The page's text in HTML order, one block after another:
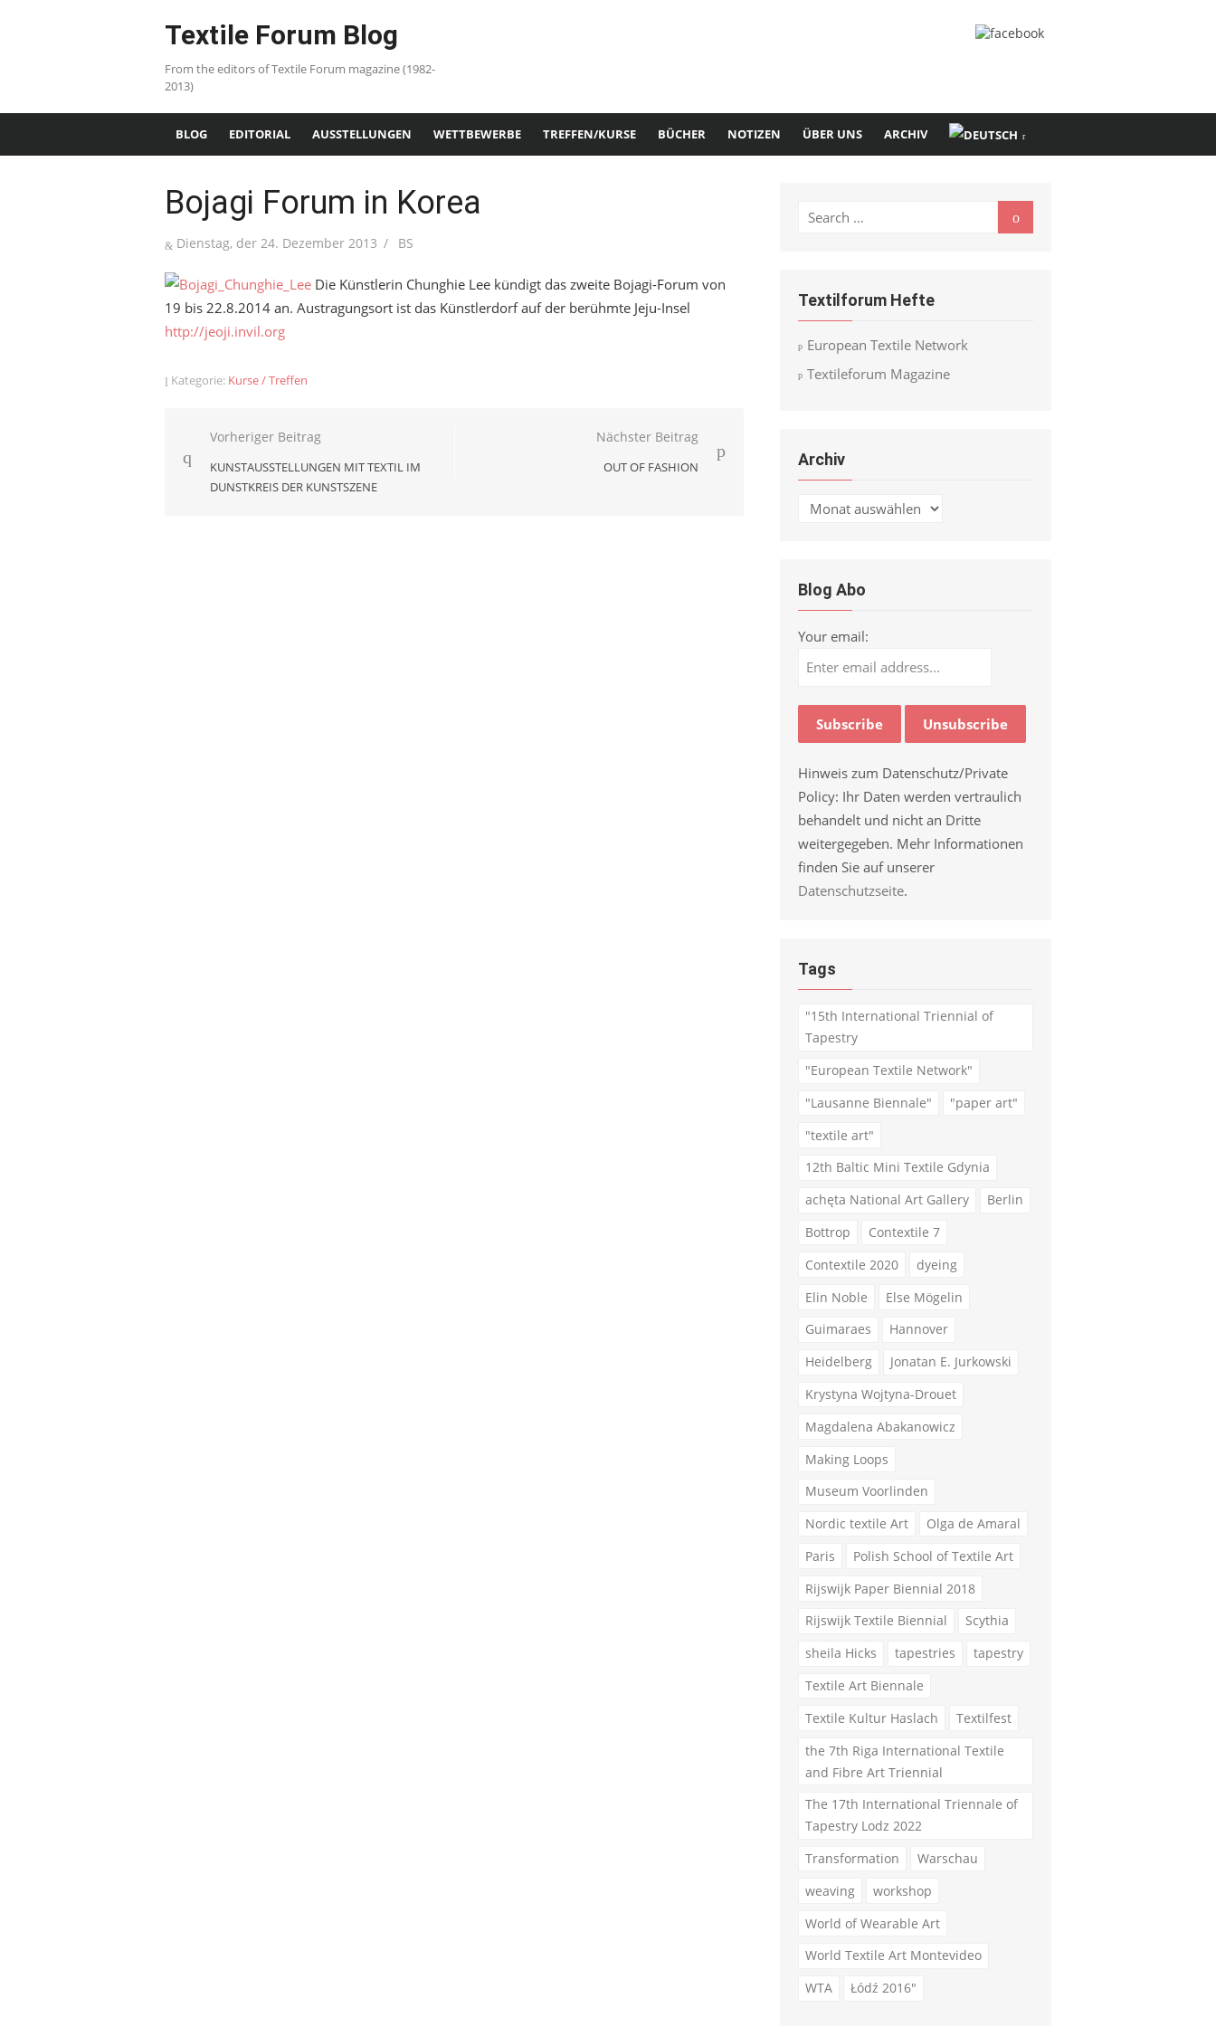
Textile Forum Blog
From the editors of Textile Forum magazine (1982-
2013)
BLOG EDITORIAL AUSSTELLUNGEN WETTBEWERBE TREFFEN/KURSE BÜCHER NOTIZEN ÜBER UNS ARCHIV
Bojagi Forum in Korea
Posted
Dienstag, der 24. Dezember 2013 Author
BS
Die Künstlerin Chunghie Lee kündigt das zweite Bojagi-Forum von
19 bis 22.8.2014 an. Austragungsort ist das Künstlerdorf auf der berühmte Jeju-Insel
http://jeoji.invil.org
Kategorie: Kurse / Treffen
Beitragsnavigation
Vorheriger Beitrag
KUNSTAUSSTELLUNGEN MIT TEXTIL IM
DUNSTKREIS DER KUNSTSZENE
Nächster Beitrag
OUT OF FASHION
Search
Search
Textilforum Hefte
European Textile Network
Textileforum Magazine
Archiv
Archiv
Blog Abo
Your email:
Hinweis zum Datenschutz/Private
Policy: Ihr Daten werden vertraulich
behandelt und nicht an Dritte
weitergegeben. Mehr Informationen
finden Sie auf unserer
Datenschutzseite.
Tags
"15th International Triennial of
Tapestry
"European Textile Network"
"Lausanne Biennale"
"paper art"
"textile art"
12th Baltic Mini Textile Gdynia
achęta National Art Gallery
Berlin
Bottrop
Contextile 7
Contextile 2020
dyeing
Elin Noble
Else Mögelin
Guimaraes
Hannover
Heidelberg
Jonatan E. Jurkowski
Krystyna Wojtyna-Drouet
Magdalena Abakanowicz
Making Loops
Museum Voorlinden
Nordic textile Art
Olga de Amaral
Paris
Polish School of Textile Art
Rijswijk Paper Biennial 2018
Rijswijk Textile Biennial
Scythia
sheila Hicks
tapestries
tapestry
Textile Art Biennale
Textile Kultur Haslach
Textilfest
the 7th Riga International Textile
and Fibre Art Triennial
The 17th International Triennale of
Tapestry Lodz 2022
Transformation
Warschau
weaving
workshop
World of Wearable Art
World Textile Art Montevideo
WTA
Łódź 2016"